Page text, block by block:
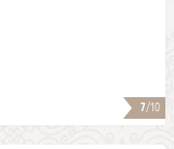
7/10